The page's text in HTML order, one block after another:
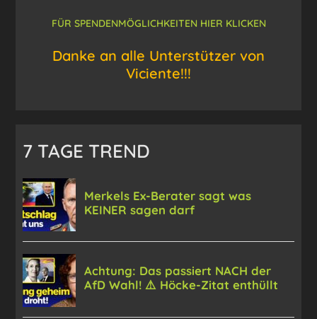
FÜR SPENDENMÖGLICHKEITEN HIER KLICKEN
Danke an alle Unterstützer von
Viciente!!!
7 TAGE TREND